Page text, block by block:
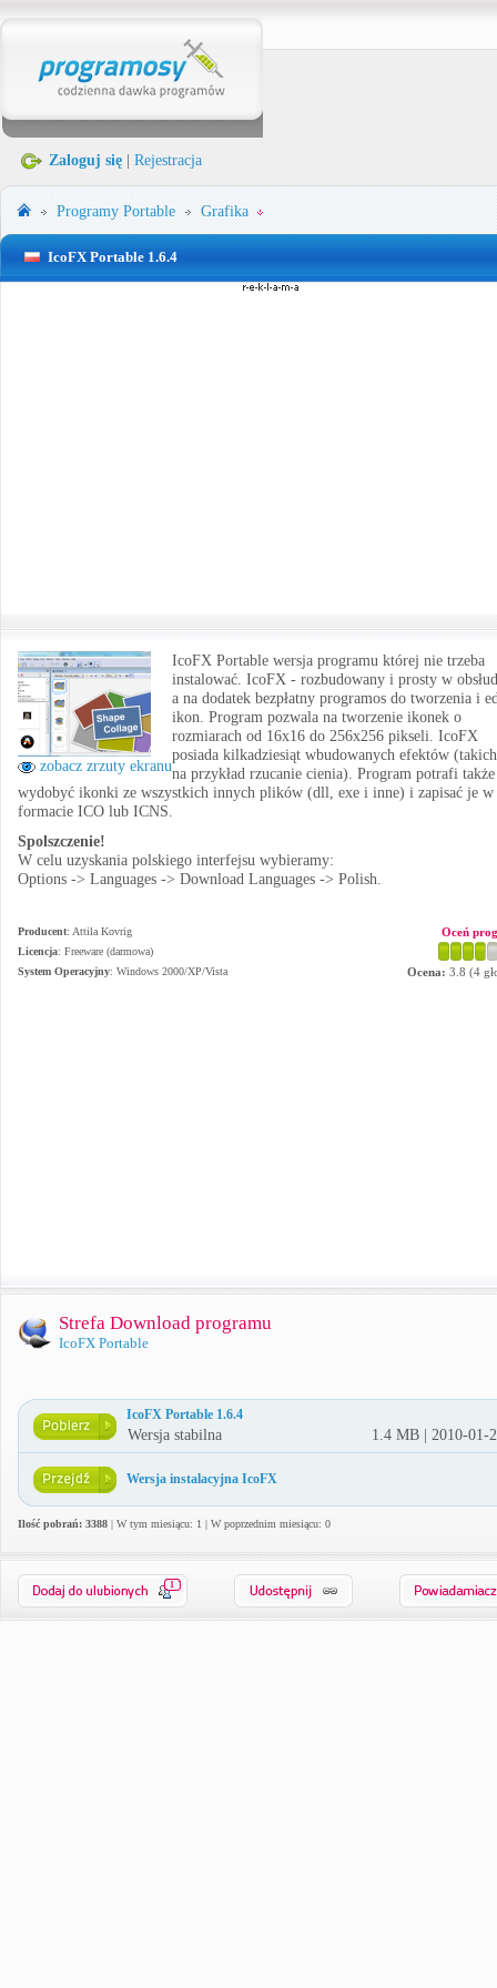
Zaloguj się Rejestracja
Programy Portable Grafika
IcoFX Portable 1.6.4
zobacz zrzuty ekranu
IcoFX Portable wersja programu której nie trzeba
instalować. IcoFX - rozbudowany i prosty w
a na dodatek bezpłatny programos do tworzenia i
ikon. Program pozwala na tworzenie ikonek o
rozmiarach od 16x16 do 256x256 pikseli. IcoFX
posiada kilkadziesiąt wbudowanych efektów
na przykład rzucanie cienia). Program potrafi także
wydobyć ikonki ze wszystkich innych plików (dll, exe i inne) i zapisać je w
formacie ICO lub ICNS.
Spolszczenie!
W celu uzyskania polskiego interfejsu wybieramy:
Options -> Languages -> Download Languages -> Polish.
Producent: Attila Kovrig
Licencja: Freeware (darmowa)
System Operacyjny: Windows 2000/XP/Vista
Oceń
Ocena: 3.8 (4
Strefa Download programu
IcoFX Portable
IcoFX Portable 1.6.4
Wersja stabilna 1.4 MB | 2010-01-
Wersja instalacyjna IcoFX
Ilość pobrań: 3388 | W tym miesiącu: 1 | W poprzednim miesiącu: 0
1